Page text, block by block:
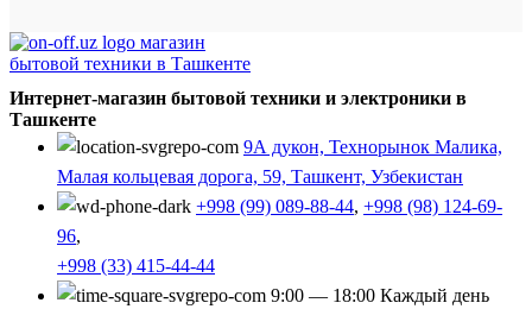
Интернет-магазин бытовой техники и электроники в
Ташкенте
9А дукон, Технорынок Малика,
Малая кольцевая дорога, 59, Ташкент, Узбекистан
+998 (99) 089-88-44, +998 (98) 124-69-
96,
+998 (33) 415-44-44
9:00 — 18:00 Каждый день